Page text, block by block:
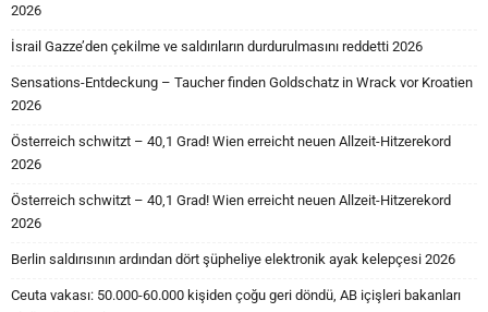
2026
İsrail Gazze’den çekilme ve saldırıların durdurulmasını reddetti 2026
Sensations-Entdeckung – Taucher finden Goldschatz in Wrack vor Kroatien
2026
Österreich schwitzt – 40,1 Grad! Wien erreicht neuen Allzeit-Hitzerekord
2026
Österreich schwitzt – 40,1 Grad! Wien erreicht neuen Allzeit-Hitzerekord
2026
Berlin saldırısının ardından dört şüpheliye elektronik ayak kelepçesi 2026
Ceuta vakası: 50.000-60.000 kişiden çoğu geri döndü, AB içişleri bakanları